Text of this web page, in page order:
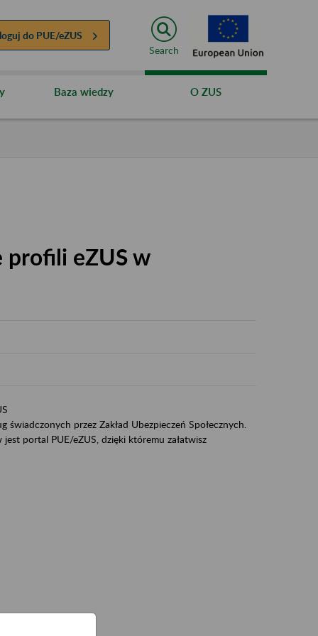
do PUE/eZUS
Search
Baza wiedzy O ZUS
profili eZUS w
przez Zakład Ubezpieczeń Społecznych.
portal PUE/eZUS, dzięki któremu załatwisz